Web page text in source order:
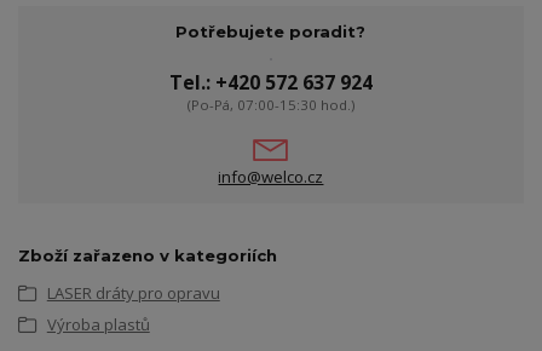
Potřebujete poradit?
Tel.: +420 572 637 924
(Po-Pá, 07:00-15:30 hod.)
info@welco.cz
Zboží zařazeno v kategoriích
LASER dráty pro opravu
Výroba plastů